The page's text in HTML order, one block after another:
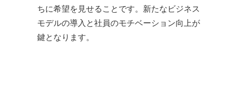
ちに希望を見せることです。新たなビジネス
モデルの導入と社員のモチベーション向上が
鍵となります。